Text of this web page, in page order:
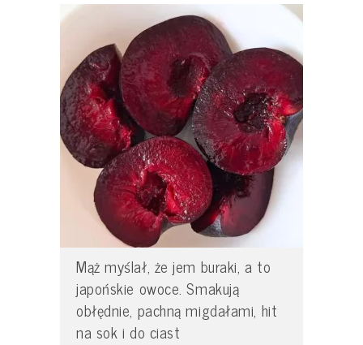
Mąż myślał, że jem buraki, a to
japońskie owoce. Smakują
obłędnie, pachną migdałami, hit
na sok i do ciast